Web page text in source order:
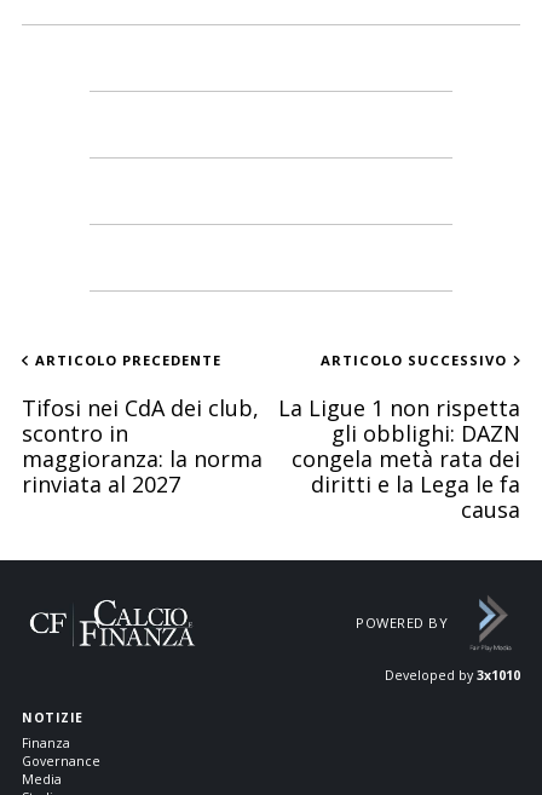
ARTICOLO PRECEDENTE
Tifosi nei CdA dei club,
scontro in
maggioranza: la norma
rinviata al 2027
ARTICOLO SUCCESSIVO
La Ligue 1 non rispetta
gli obblighi: DAZN
congela metà rata dei
diritti e la Lega le fa
causa
POWERED BY
Developed by 3x1010
NOTIZIE
Finanza
Governance
Media